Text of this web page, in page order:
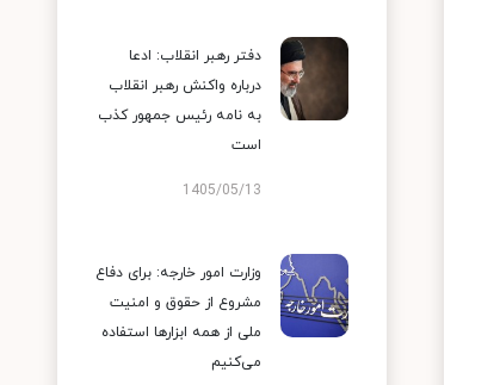
دفتر رهبر انقلاب: ادعا
درباره واکنش رهبر انقلاب
به نامه رئیس جمهور کذب
است
1405/05/13
وزارت امور خارجه: برای دفاع
مشروع از حقوق و امنیت
ملی از همه ابزارها استفاده
می‌کنیم